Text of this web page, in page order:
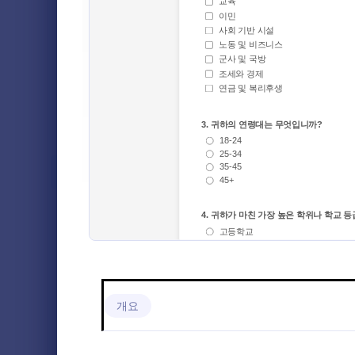
개요
니라 선호하
3
22
마케팅 설문조사 2
비지니스 설문조사